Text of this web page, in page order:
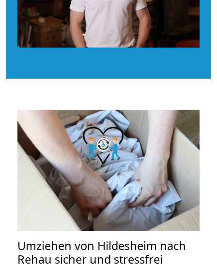
Umziehen von Hildesheim nach
Rehau sicher und stressfrei